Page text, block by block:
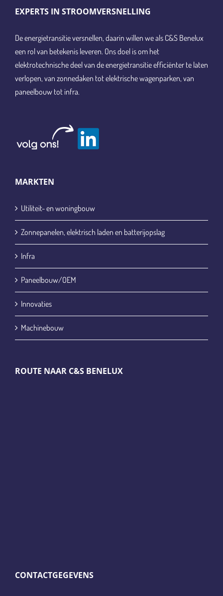
EXPERTS IN STROOMVERSNELLING
De energietransitie versnellen, daarin willen we als C&S Benelux
een rol van betekenis leveren. Ons doel is om het
elektrotechnische deel van de energietransitie efficiënter te laten
verlopen, van zonnedaken tot elektrische wagenparken, van
paneelbouw tot infra.
MARKTEN
Utiliteit- en woningbouw
Zonnepanelen, elektrisch laden en batterijopslag
Infra
Paneelbouw/OEM
Innovaties
Machinebouw
ROUTE NAAR C&S BENELUX
CONTACTGEGEVENS